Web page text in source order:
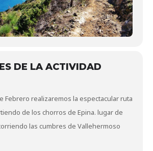
DE LA ACTIVIDAD
Febrero realizaremos la espectacular ruta
de los chorros de Epina. lugar de
las cumbres de Vallehermoso